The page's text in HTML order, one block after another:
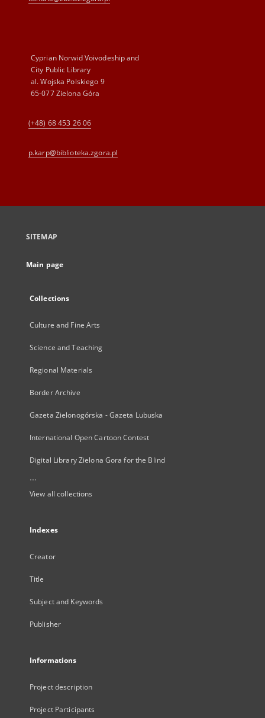
Cyprian Norwid Voivodeship and
City Public Library
al. Wojska Polskiego 9
65-077 Zielona Góra
(+48) 68 453 26 06
p.karp@biblioteka.zgora.pl
SITEMAP
Main page
Collections
Culture and Fine Arts
Science and Teaching
Regional Materials
Border Archive
Gazeta Zielonogórska - Gazeta Lubuska
International Open Cartoon Contest
Digital Library Zielona Gora for the Blind
...
View all collections
Indexes
Creator
Title
Subject and Keywords
Publisher
Informations
Project description
Project Participants